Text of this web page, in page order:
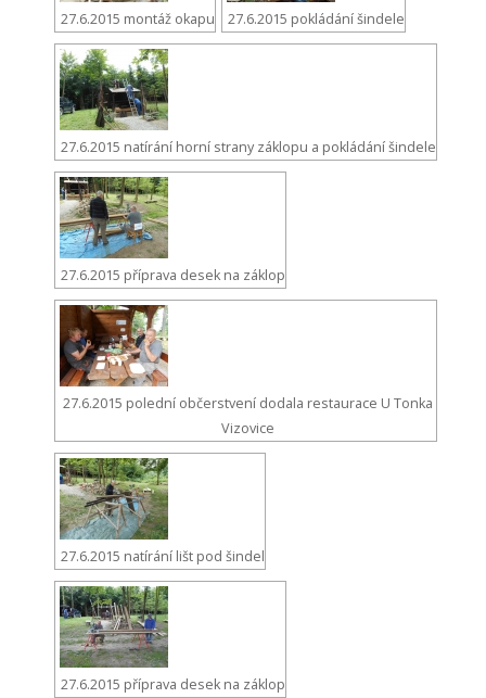
27.6.2015 montáž okapu 27.6.2015 pokládání šindele
27.6.2015 natírání horní strany záklopu a pokládání šindele
27.6.2015 příprava desek na záklop
27.6.2015 polední občerstvení dodala restaurace U Tonka
Vizovice
27.6.2015 natírání lišt pod šindel
27.6.2015 příprava desek na záklop